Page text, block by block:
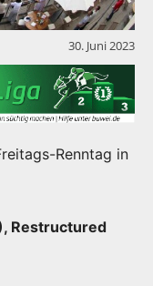
30. Juni 2023
Renntag in
Restructured